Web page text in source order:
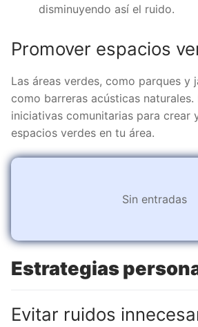
disminuyendo así el ruido.
Promover espacios
Las áreas verdes, como parques y
como barreras acústicas naturales.
iniciativas comunitarias para crear
espacios verdes en tu área.
Sin entradas
Estrategias
Evitar ruidos